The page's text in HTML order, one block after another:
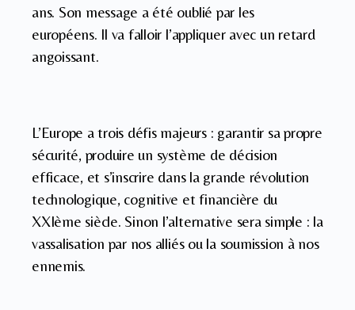
ans. Son message a été oublié par les
européens. Il va falloir l’appliquer avec un retard
angoissant.
L’Europe a trois défis majeurs : garantir sa propre
sécurité, produire un système de décision
efficace, et s’inscrire dans la grande révolution
technologique, cognitive et financière du
XXIème siècle. Sinon l’alternative sera simple : la
vassalisation par nos alliés ou la soumission à nos
ennemis.